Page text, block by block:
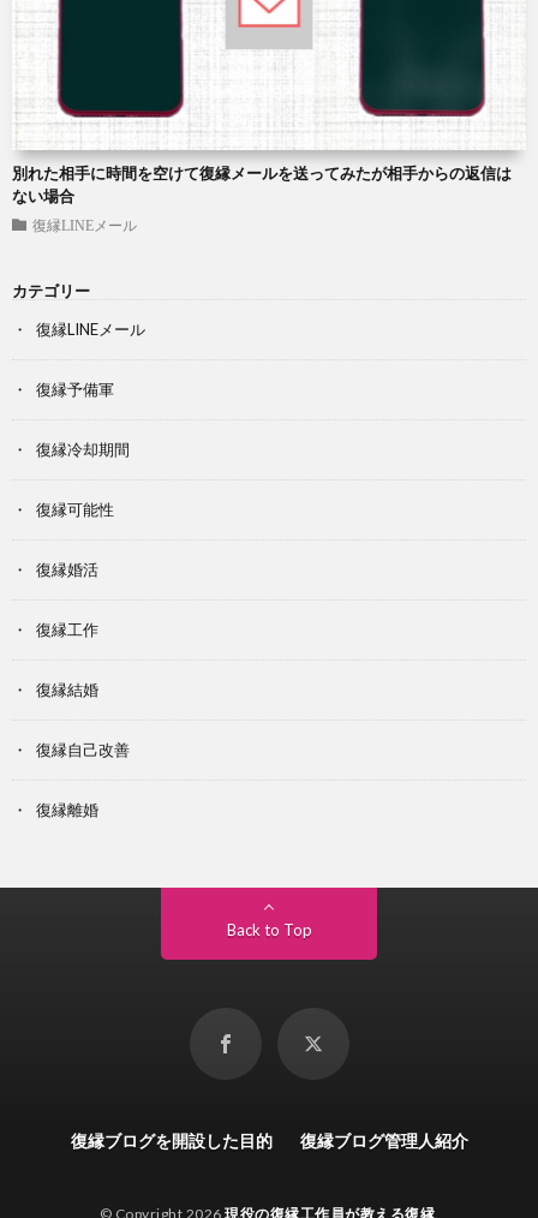
別れた相手に時間を空けて復縁メールを送ってみたが相手からの返信は
ない場合
復縁LINEメール
カテゴリー
復縁LINEメール
復縁予備軍
復縁冷却期間
復縁可能性
復縁婚活
復縁工作
復縁結婚
復縁自己改善
復縁離婚
Back to Top
復縁ブログを開設した目的 復縁ブログ管理人紹介
© Copyright 2026 現役の復縁工作員が教える復縁